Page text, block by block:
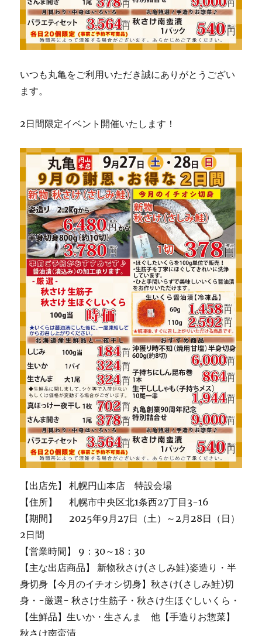
いつも丸亀をご利用いただき誠にありがとうござい
ます。
2日間限定イベント開催いたします！
【出店先】 札幌円山本店 特設会場
【住所】 札幌市中央区北1条西27丁目3-16
【期間】 2025年9月27日（土）～2月28日（日）
2日間
【営業時間】 9：30～18：30
【主な出店商品】 新物秋さけ(さしみ鮭)姿造り・半
身切身【今月のイチオシ切身】秋さけ(さしみ鮭)切
身・-厳選- 秋さけ生筋子・秋さけ生ほぐしいくら・
【生鮮品】生いか・生さんま 他【手造りお惣菜】
秋さけ南蛮漬